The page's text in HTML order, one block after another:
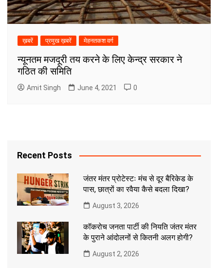
ख़बरें प्रमुख ख़बरें मेहनतकश वर्ग
न्यूनतम मजदूरी तय करने के लिए केन्द्र सरकार ने
गठित की समिति
Amit Singh June 4, 2021 0
Recent Posts
जंतर मंतर प्रोटेस्टः मंच से दूर बैरिकेड के
पास, छात्रों का रवैया कैसे बदला दिखा?
August 3, 2026
कॉकरोच जनता पार्टी की नियति जंतर मंतर
के पुराने आंदोलनों से कितनी अलग होगी?
August 2, 2026